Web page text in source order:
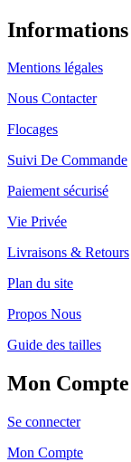
Informations
Mentions légales
Nous Contacter
Flocages
Suivi De Commande
Paiement sécurisé
Vie Privée
Livraisons & Retours
Plan du site
Propos Nous
Guide des tailles
Mon Compte
Se connecter
Mon Compte